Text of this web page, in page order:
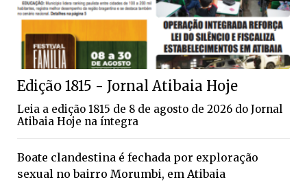
Edição 1815 - Jornal Atibaia Hoje
Leia a edição 1815 de 8 de agosto de 2026 do Jornal
Atibaia Hoje na íntegra
Boate clandestina é fechada por exploração
sexual no bairro Morumbi, em Atibaia